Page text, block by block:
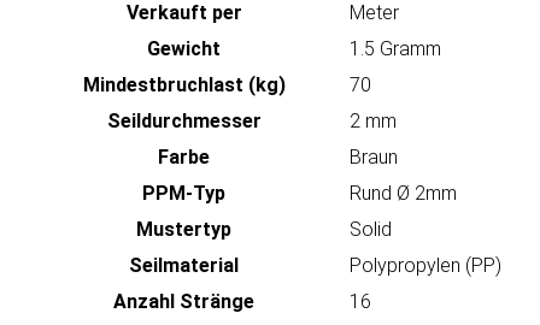
Verkauft per
Meter
Gewicht
1.5 Gramm
Mindestbruchlast (kg)
70
Seildurchmesser
2 mm
Farbe
Braun
PPM-Typ
Rund Ø 2mm
Mustertyp
Solid
Seilmaterial
Polypropylen (PP)
Anzahl Stränge
16